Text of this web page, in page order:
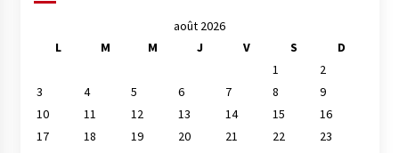
août 2026
L
M M J V S
D
1
2
3
4 5 6 7 8
9
10
11 12 13 14 15
16
17
18 19 20 21 22
23